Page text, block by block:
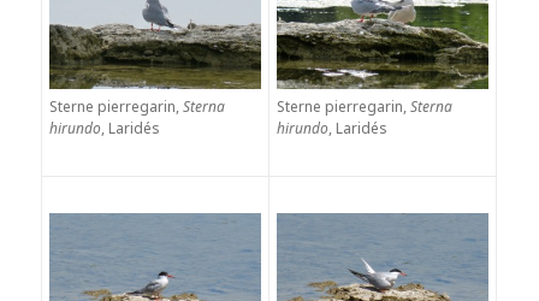
Sterne pierregarin,Sterna
hirundo, Laridés
Sterne pierregarin,Sterna
hirundo, Laridés